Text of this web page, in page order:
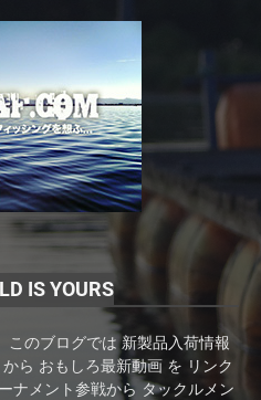
IS YOURS
のブログでは 新製品入荷情報
ら おもしろ最新動画 を リンク
ナメント参戦から タックルメン